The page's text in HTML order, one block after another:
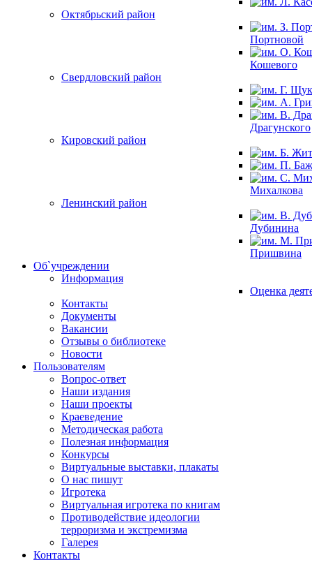
Октябрьский район
Портновой
Кошевого
Свердловский район
Драгунского
Кировский район
Михалкова
Ленинский район
Дубинина
Пришвина
Об`учреждении
Информация
Оценка
Контакты
Документы
Вакансии
Отзывы о библиотеке
Новости
Пользователям
Вопрос-ответ
Наши издания
Наши проекты
Краеведение
Методическая работа
Полезная информация
Конкурсы
Виртуальные выставки, плакаты
О нас пишут
Игротека
Виртуальная игротека по книгам
Противодействие идеологии
терроризма и экстремизма
Галерея
Контакты